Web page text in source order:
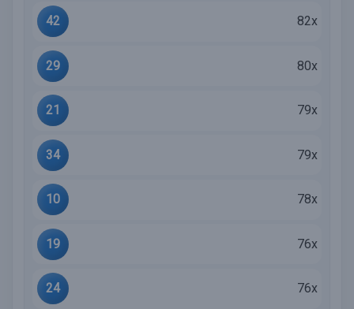
42 82x
29 80x
21 79x
34 79x
10 78x
19 76x
24 76x